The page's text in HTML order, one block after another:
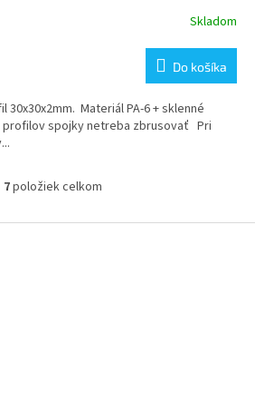
Skladom
Do košíka
Materiál PA-6 + sklenné
profilov spojky netreba zbrusovať Pri
O
l
7položiek celkom